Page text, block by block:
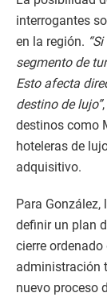
interrogantes
en la región.
segmento de
Esto afecta
destino de lujo”
destinos como
hoteleras de
adquisitivo.
Para
definir un plan
cierre
administración
nuevo proceso